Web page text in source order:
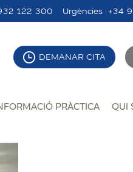
122 300 Urgències +34
DEMANAR CITA
PRÀCTICA QUI